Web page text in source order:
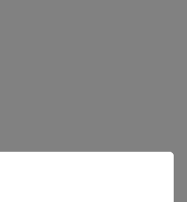
om en strategisk översyn är